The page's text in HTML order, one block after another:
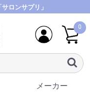
ロンサプリ」
0
メーカー